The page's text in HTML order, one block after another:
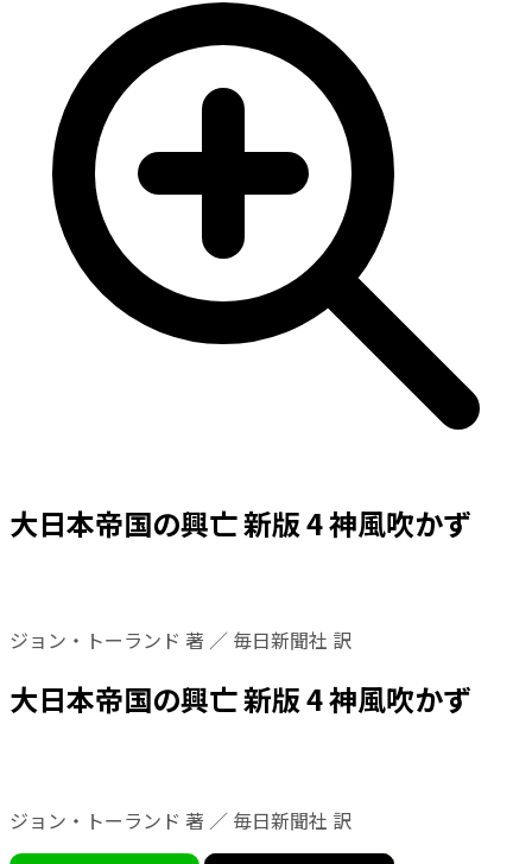
大日本帝国の興亡 新版 4 神風吹かず
ジョン・トーランド 著 ／ 毎日新聞社 訳
大日本帝国の興亡 新版 4 神風吹かず
ジョン・トーランド 著 ／ 毎日新聞社 訳